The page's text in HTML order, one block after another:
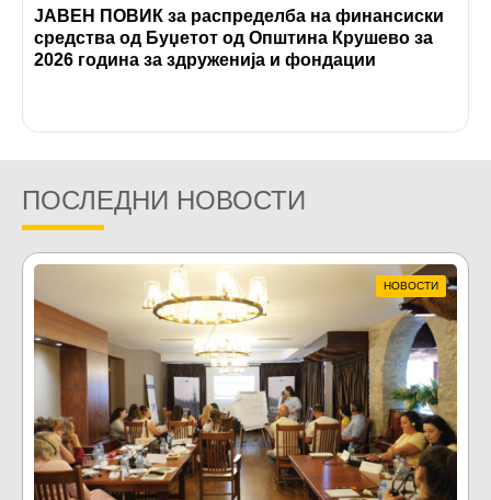
ЈАВЕН ПОВИК за распределба на финансиски
средства од Буџетот од Општина Крушево за
2026 година за здруженија и фондации
ПОСЛЕДНИ НОВОСТИ
НОВОСТИ